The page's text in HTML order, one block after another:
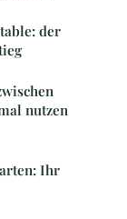
der
nutzen
Ihr